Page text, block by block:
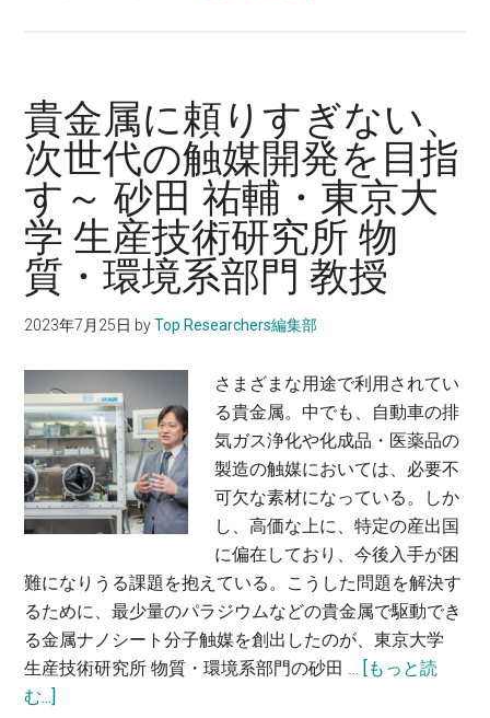
農
工
大
学
工
学
研
究
端
物
理
工
学
部
門
准
教
授
テ
ッ
ド・
エ
レ
ク
ト
ロ
ニ
ス
の
技
術
を
フ
レ
キ
シ
ブ
ル
貴金属に頼りすぎない、
次世代の触媒開発を目指
す～ 砂田 祐輔・東京大
学 生産技術研究所 物
質・環境系部門 教授
2023年7月25日 byTop Researchers編集部
さまざまな用途で利用されてい
る貴金属。中でも、自動車の排
気ガス浄化や化成品・医薬品の
製造の触媒においては、必要不
可欠な素材になっている。しか
し、高価な上に、特定の産出国
に偏在しており、今後入手が困
難になりうる課題を抱えている。こうした問題を解決す
るために、最少量のパラジウムなどの貴金属で駆動でき
る金属ナノシート分子触媒を創出したのが、東京大学
生産技術研究所 物質・環境系部門の砂田 …
[もっと読
む...]